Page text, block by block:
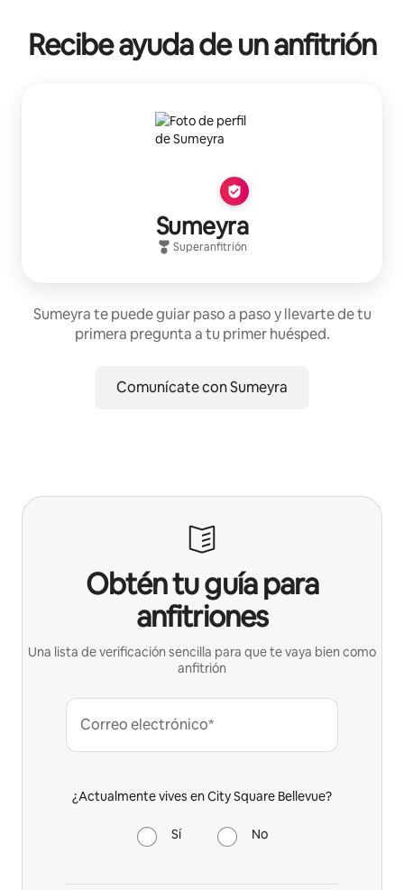
Recibe ayuda de un anfitrión
Sumeyra
Superanfitrión
Sumeyra te puede guiar paso a paso y llevarte de tu
primera pregunta a tu primer huésped.
Comunícate con Sumeyra
Obtén tu guía para
anfitriones
Una lista de verificación sencilla para que te vaya bien como
anfitrión
Correo electrónico*
¿Actualmente vives en City Square Bellevue?
Sí No